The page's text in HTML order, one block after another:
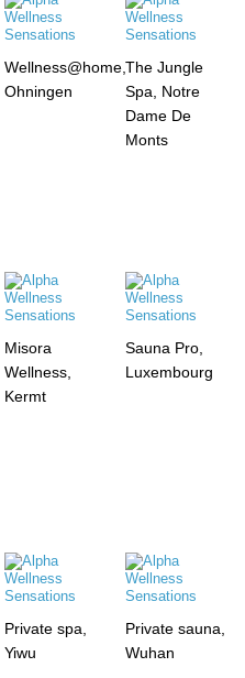
Wellness@home,
Ohningen
The Jungle
Spa, Notre
Dame De
Monts
Misora
Wellness,
Kermt
Sauna Pro,
Luxembourg
Private spa,
Yiwu
Private sauna,
Wuhan